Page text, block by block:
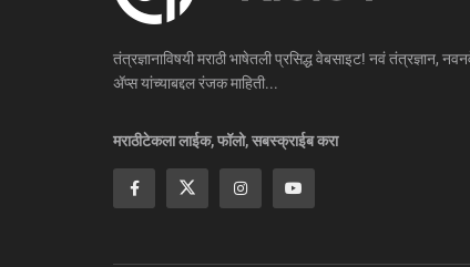
तंत्रज्ञानाविषयी मराठी भाषेतली प्रसिद्ध वेबसाइट! नवं तंत्रज्ञान,
ॲप्स यांच्याबद्दल रंजक माहिती...
मराठीटेकला लाईक, फॉलो, सबस्क्राईब करा